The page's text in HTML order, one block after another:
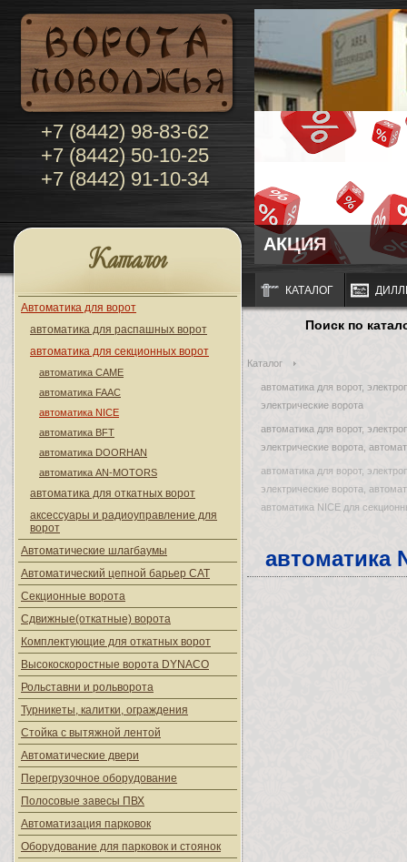
+7 (8442) 98-83-62
+7 (8442) 50-10-25
+7 (8442) 91-10-34
АКЦИЯ
Каталог
Автоматика для ворот
автоматика для распашных ворот
автоматика для секционных ворот
автоматика CAME
автоматика FAAC
автоматика NICE
автоматика BFT
автоматика DOORHAN
автоматика AN-MOTORS
автоматика для откатных ворот
аксессуары и радиоуправление для
ворот
Автоматические шлагбаумы
Автоматический цепной барьер CAT
Секционные ворота
Сдвижные(откатные) ворота
Комплектующие для откатных ворот
Высокоскоростные ворота DYNACO
Рольставни и рольворота
Турникеты, калитки, ограждения
Стойка с вытяжной лентой
Автоматические двери
Перегрузочное оборудование
Полосовые завесы ПВХ
Автоматизация парковок
Оборудование для парковок и стоянок
КАТАЛОГ
Поиск по
Каталог
автоматика для ворот,
электрические ворота
автоматика для ворот,
электрические ворота,
автоматика для ворот,
электрические ворота,
автоматика NICE для
автоматика